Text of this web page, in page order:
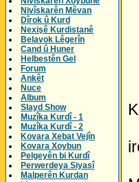
Nivîskarên Mêvan
Dîrok û Kurd
Nexişê Kurdistanê
Belavok Lêgerîn
Cand û Huner
Helbestên Gel
Forum
Ankêt
Nuce
Album
Slayd Show
Muzîka Kurdî - 1
Muzîka Kurdî - 2
Kovara Xebat Vejîn
Kovara Xoybun
Pelgeyên bi Kurdî
Perwerdeya Siyasî
Malperên Kurdan